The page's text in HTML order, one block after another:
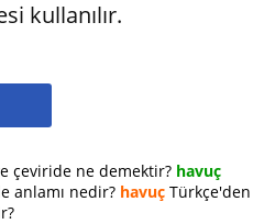
kullanılır.
çeviride ne demektir? havuç
anlamı nedir? havuç Türkçe'den